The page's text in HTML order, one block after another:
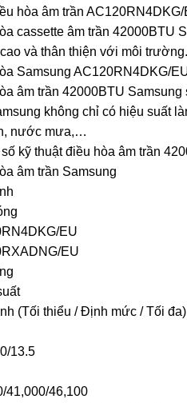
hòa âm trần
cassette âm trần 42000BTU
và thân thiện với môi trường.
Samsung AC120RN4DKG/
âm trần 42000BTU
không chỉ có hiệu suất
nước mưa,…
kỹ thuật điều hòa âm trần
âm trần Samsung
EU
EU
(Tối thiểu / Định mức / Tối đa)
13.5
41,000/46,100